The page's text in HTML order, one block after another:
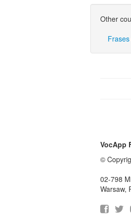
Other
VocApp
©
02-798
Warsaw,